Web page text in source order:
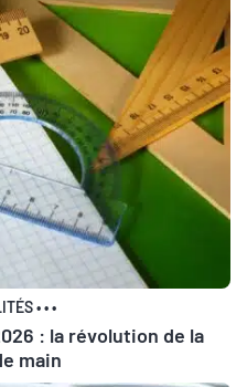
•••
: la révolution de la
main